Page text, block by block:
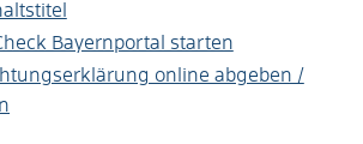
Bayernportal starten
online abgeben /